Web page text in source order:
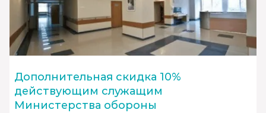
Дополнительная скидка 10%
действующим служащим
Министерства обороны